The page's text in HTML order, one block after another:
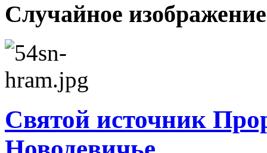
Случайное изображение
Святой источник